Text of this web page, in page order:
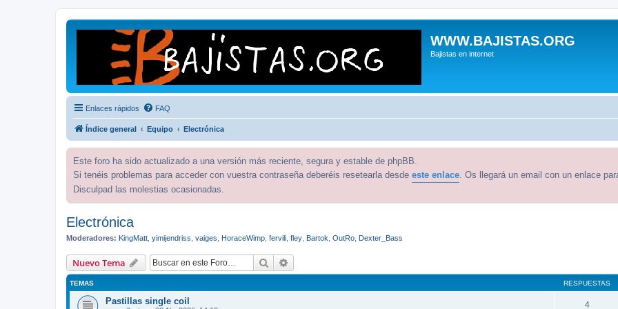
WWW.BAJISTAS.ORG
Bajistas en internet
Enlaces rápidos FAQ
Índice general Equipo Electrónica
Este foro ha sido actualizado a una versión más reciente, segura y estable de phpBB.
Si tenéis problemas para acceder con vuestra contraseña deberéis resetearla desde este enlace. Os llegará un email con un enlace
Disculpad las molestias ocasionadas.
Electrónica
Moderadores: KingMatt yimijendriss vaiges HoraceWimp fervili fley Bartok OutRo Dexter_Bass
Nuevo Tema Buscar
TEMAS RESPUESTAS
Pastillas single coil 4